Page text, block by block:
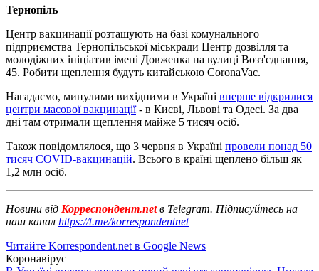
Тернопіль
Центр вакцинації розташують на базі комунального
підприємства Тернопільської міськради Центр дозвілля та
молодіжних ініціатив імені Довженка на вулиці Возз'єднання,
45. Робити щеплення будуть китайською CoronaVac.
Нагадаємо, минулими вихідними в Україні вперше відкрилися
центри масової вакцинації- в Києві, Львові та Одесі. За два
дні там отримали щеплення майже 5 тисяч осіб.
Також повідомлялося, що 3 червня в Україні провели понад 50
тисяч COVID-вакцинацій. Всього в країні щеплено більш як
1,2 млн осіб.
Новини від Корреспондент.netв Telegram. Підписуйтесь на
наш канал https://t.me/korrespondentnet
Читайте Korrespondent.net в Google News
Коронавірус